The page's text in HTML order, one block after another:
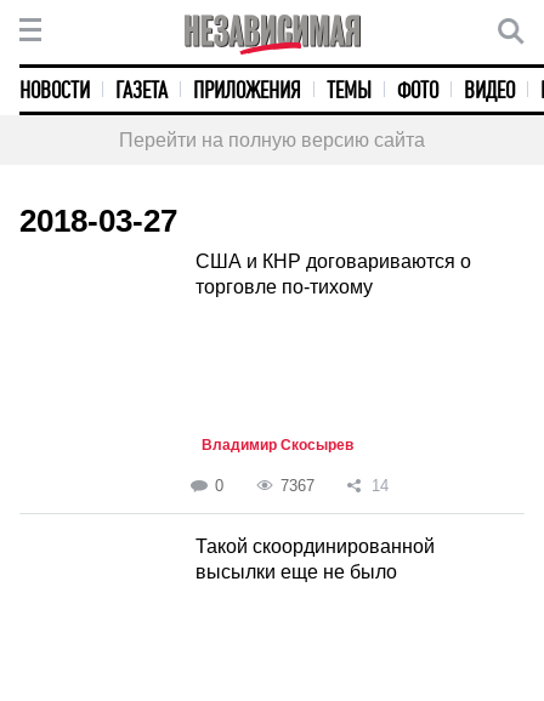
НОВОСТИ ГАЗЕТА ПРИЛОЖЕНИЯ ТЕМЫ ФОТО ВИДЕО
Перейти на полную версию сайта
2018-03-27
США и КНР договариваются о
торговле по-тихому
Владимир Скосырев
0 7367 14
Такой скоординированной
высылки еще не было